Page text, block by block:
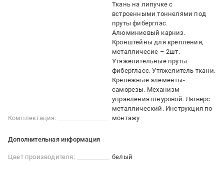
Комплектация:
Ткань на липучке с
встроенными тоннелями под
пруты фиберглас.
Алюминиевый карниз.
Кронштейны для крепления,
металличесие – 2шт.
Утяжелительные пруты
фибергласс. Утяжелитель ткани.
Крепежные элементы-
саморезы. Механизм
управления шнуровой. Люверс
металлический. Инструкция по
монтажу
Дополнительная информация
Цвет производителя: белый